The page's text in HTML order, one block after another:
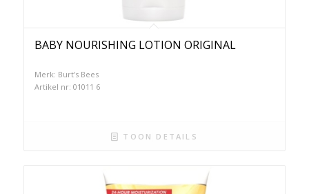
BABY NOURISHING LOTION ORIGINAL
Merk: Burt's Bees
Artikel nr: 01011 6
TOON DETAILS